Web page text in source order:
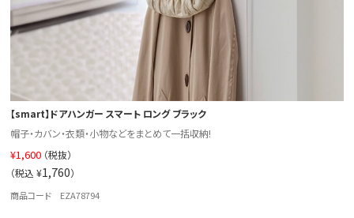
【smart】ドアハンガー スマート ロング ブラック
帽子・カバン・衣類・小物などをまとめて一括収納!
¥1,600 （税抜）
（税込 ¥1,760）
商品コード EZA78794